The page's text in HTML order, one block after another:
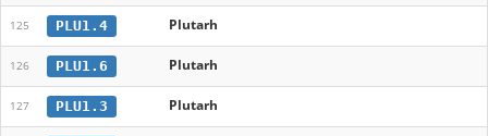
125 PLU1.4 Plutarh
126 PLU1.6 Plutarh
127 PLU1.3 Plutarh